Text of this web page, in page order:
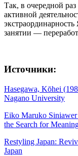
Так, в очередной
активной
занятии —
Источники:
Hasegawa, Kōhei
Nagano University
Eiko Maruko Siniawer
the Search for
Restyling Japan:
Japan